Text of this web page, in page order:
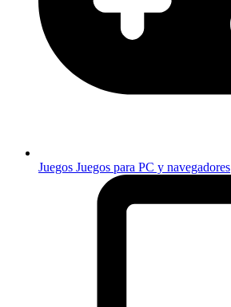
Juegos Juegos para PC y navegadores